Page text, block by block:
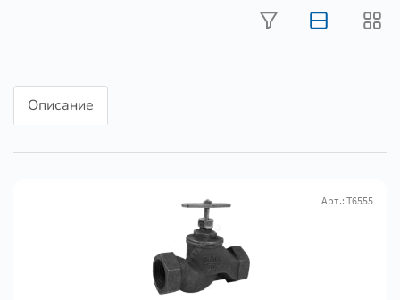
Описание
Арт.: Т6555